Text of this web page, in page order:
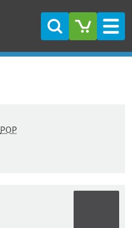
Suche
POP